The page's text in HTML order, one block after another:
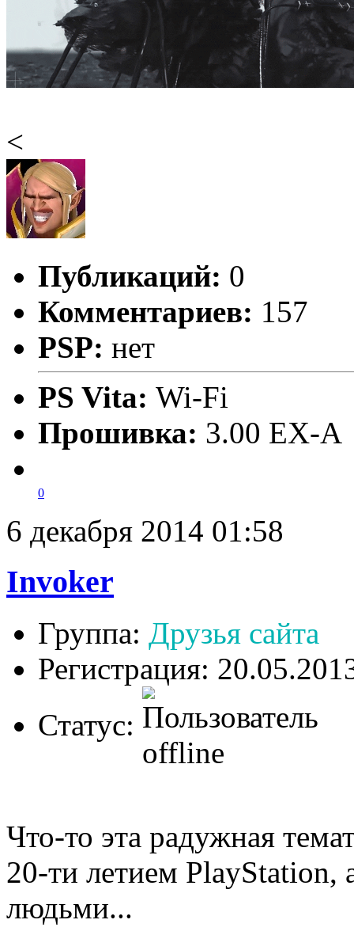
<
Публикаций: 0
Комментариев: 157
PSP: нет
PS Vita: Wi-Fi
Прошивка: 3.00 EX-A
0
6 декабря 2014 01:58
Invoker
Группа: Друзья сайта
Регистрация:
Статус:
Что-то эта радужная
20-ти летием PlayStation,
людьми...